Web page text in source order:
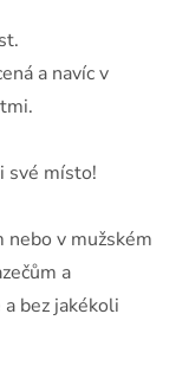
a navíc v
své místo!
nebo v mužském
a
bez jakékoli